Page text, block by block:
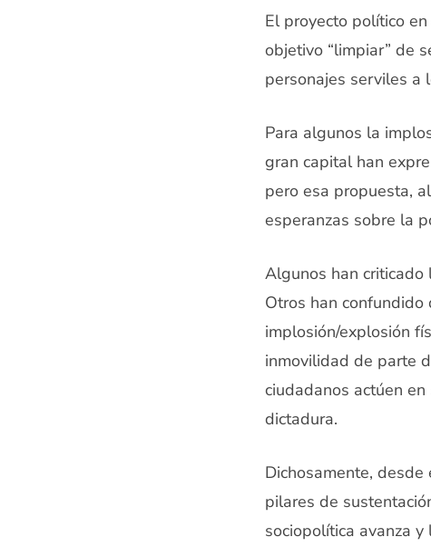
El proyecto político
objetivo “limpiar” de
personajes serviles a
Para algunos la
gran capital han
pero esa propuesta,
esperanzas sobre la
Algunos han criticado
Otros han
implosión/explosión
inmovilidad de parte
ciudadanos actúen
dictadura.
Dichosamente,
pilares de
sociopolítica avanza